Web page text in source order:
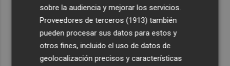
Recibe toda la actualidad de
Plaza Podcast en tu correo
Quiero suscribirme
sobre la audiencia y mejorar los servicios.
Proveedores de terceros (1913) también
pueden procesar sus datos para estos y
otros fines, incluido el uso de datos de
geolocalización precisos y características